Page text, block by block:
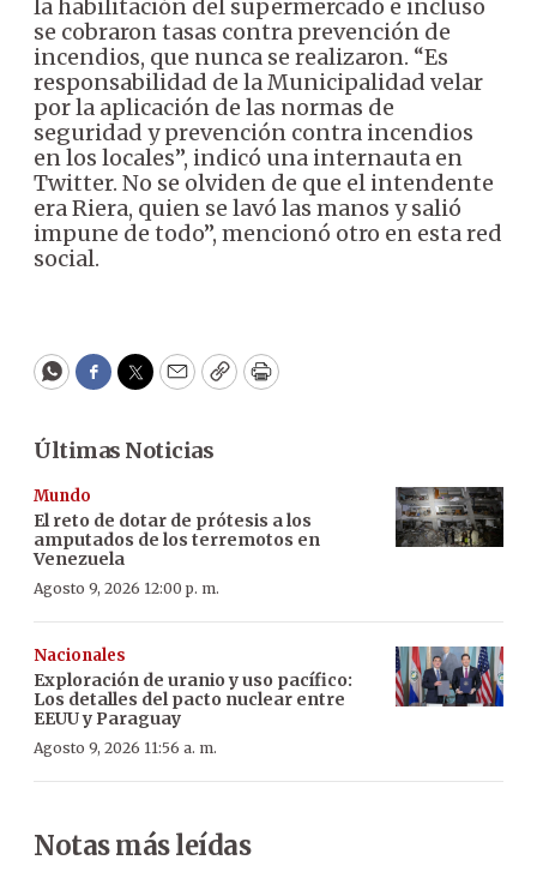
la habilitación del supermercado e incluso
se cobraron tasas contra prevención de
incendios, que nunca se realizaron. “Es
responsabilidad de la Municipalidad velar
por la aplicación de las normas de
seguridad y prevención contra incendios
en los locales”, indicó una internauta en
Twitter. No se olviden de que el intendente
era Riera, quien se lavó las manos y salió
impune de todo”, mencionó otro en esta red
social.
WhatsApp
Facebook
Twitter
EmailCopyPrint
Últimas Noticias
Mundo
El reto de dotar de prótesis a los
amputados de los terremotos en
Venezuela
Agosto 9, 2026 12:00 p. m.
Nacionales
Exploración de uranio y uso pacífico:
Los detalles del pacto nuclear entre
EEUU y Paraguay
Agosto 9, 2026 11:56 a. m.
Notas más leídas